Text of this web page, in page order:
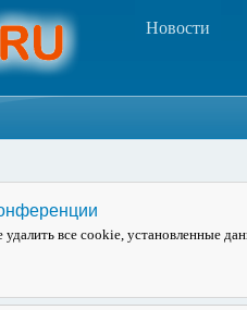
Новости
все cookie, установленные